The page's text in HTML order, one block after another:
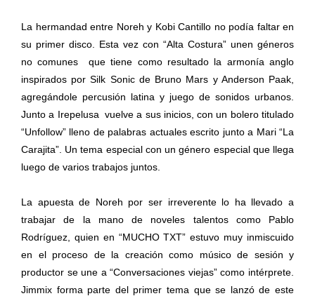
La hermandad entre Noreh y Kobi Cantillo no podía faltar en
su primer disco. Esta vez con “Alta Costura” unen géneros
no comunes que tiene como resultado la armonía anglo
inspirados por Silk Sonic de Bruno Mars y Anderson Paak,
agregándole percusión latina y juego de sonidos urbanos.
Junto a Irepelusa vuelve a sus inicios, con un bolero titulado
“Unfollow” lleno de palabras actuales escrito junto a Mari “La
Carajita”. Un tema especial con un género especial que llega
luego de varios trabajos juntos.
La apuesta de Noreh por ser irreverente lo ha llevado a
trabajar de la mano de noveles talentos como Pablo
Rodríguez, quien en “MUCHO TXT” estuvo muy inmiscuido
en el proceso de la creación como músico de sesión y
productor se une a “Conversaciones viejas” como intérprete.
Jimmix forma parte del primer tema que se lanzó de este